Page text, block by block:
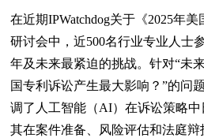
在近期IPWatchdog关于《2025年
研讨会中，近500名行业专业人士
年及未来最紧迫的挑战。针对“未
国专利诉讼产生最大影响？”的问
调了人工智能（AI）在诉讼策略
其在案件准备、风险评估和法庭